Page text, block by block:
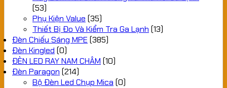
(53)
Phụ Kiện Value (35)
Thiết Bị Đo Và Kiểm Tra Ga Lạnh (13)
Đèn Chiếu Sáng MPE (385)
Đèn Kingled (0)
ĐÈN LED RAY NAM CHÂM (10)
Đèn Paragon (214)
Bộ Đèn Led Chụp Mica (0)